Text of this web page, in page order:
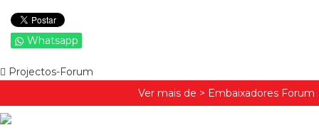
Whatsapp
Projectos-Forum
Ver mais de > Embaixadores Forum